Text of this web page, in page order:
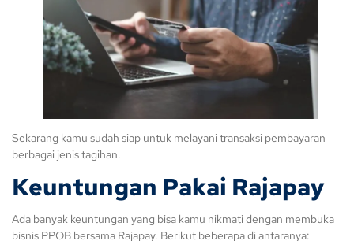
Sekarang kamu sudah siap untuk melayani transaksi pembayaran
berbagai jenis tagihan.
Keuntungan Pakai Rajapay
Ada banyak keuntungan yang bisa kamu nikmati dengan membuka
bisnis PPOB bersama Rajapay. Berikut beberapa di antaranya: